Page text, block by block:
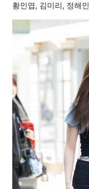
황인엽, 김미리, 정해